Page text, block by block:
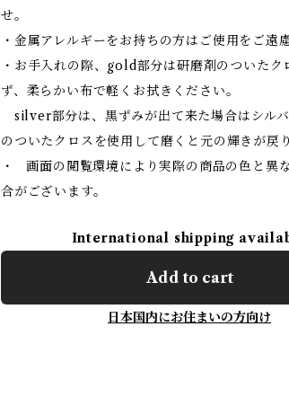
せ。
・金属アレルギーをお持ちの方はご使用をご遠
・お手入れの際、gold部分は研磨剤のついたク
ず、柔らかい布で軽くお拭きください。
silver部分は、黒ずみが出て来た場合はシル
のついたクロスを使用して磨くと元の輝きが戻り
・ 画面の閲覧環境により実際の商品の色と異
合がございます。
International shipping
Add to cart
日本国内にお住まいの方向け